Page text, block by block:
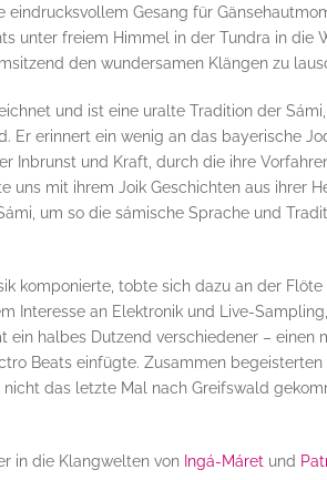
eindrucksvollem Gesang für
unter freiem Himmel in der Tundra in die
den wundersamen Klängen zu
und ist eine uralte Tradition der
Er erinnert ein wenig an das bayerische
Inbrunst und Kraft, durch die ihre
uns mit ihrem Joik Geschichten aus ihrer
um so die sámische Sprache und
komponierte, tobte sich dazu an der Flöte
Interesse an Elektronik und Live-
ein halbes Dutzend verschiedener – einen
Beats einfügte. Zusammen begeisterten
das letzte Mal nach Greifswald
in die Klangwelten von Ingá-Máretund